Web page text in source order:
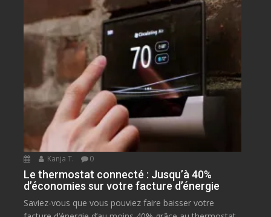
Kanja T. 0
Le thermostat connecté : Jusqu’à 40%
d’économies sur votre facture d’énergie
Saviez-vous que vous pouviez faire baisser votre